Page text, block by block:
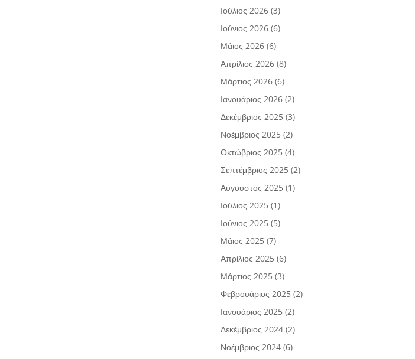
Ιούλιος 2026 (3)
Ιούνιος 2026 (6)
Μάιος 2026 (6)
Απρίλιος 2026 (8)
Μάρτιος 2026 (6)
Ιανουάριος 2026 (2)
Δεκέμβριος 2025 (3)
Νοέμβριος 2025 (2)
Οκτώβριος 2025 (4)
Σεπτέμβριος 2025 (2)
Αύγουστος 2025 (1)
Ιούλιος 2025 (1)
Ιούνιος 2025 (5)
Μάιος 2025 (7)
Απρίλιος 2025 (6)
Μάρτιος 2025 (3)
Φεβρουάριος 2025 (2)
Ιανουάριος 2025 (2)
Δεκέμβριος 2024 (2)
Νοέμβριος 2024 (6)